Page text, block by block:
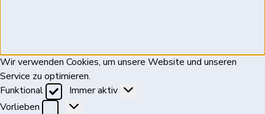
Wir verwenden Cookies, um unsere Website und unseren
Service zu optimieren.
Funktional
Funktional
Immer aktiv
Vorlieben
Vorlieben